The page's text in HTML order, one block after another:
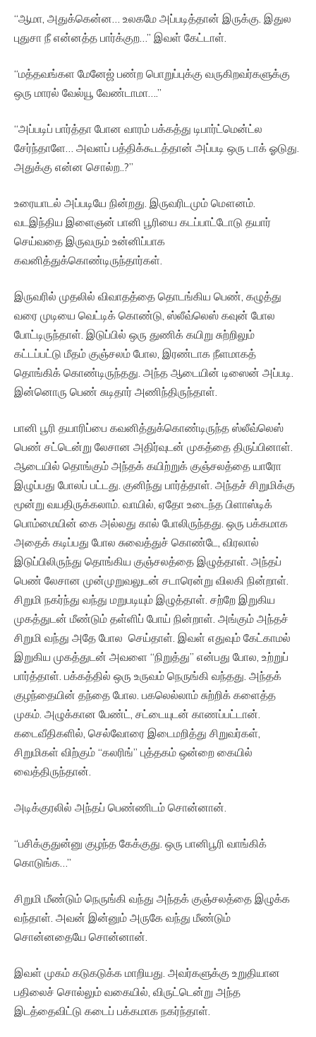
“ஆமா, அதுக்கென்ன… உலகமே அப்படித்தான் இருக்கு. இதுல
புதுசா நீ என்னத்த பார்க்குற…” இவள் கேட்டாள்.
“மத்தவங்கள மேனேஜ் பண்ற பொறுப்புக்கு வருகிறவர்களுக்கு
ஒரு மாரல் வேல்யூ வேண்டாமா….”
“அப்படிப் பார்த்தா போன வாரம் பக்கத்து டிபார்ட்மென்ட்ல
சேர்ந்தாளே… அவளப் பத்திக்கூடத்தான் அப்படி ஒரு டாக் ஓடுது.
அதுக்கு என்ன சொல்ற..?”
உரையாடல் அப்படியே நின்றது. இருவரிடமும் மௌனம்.
வடஇந்திய இளைஞன் பானி பூரியை கடப்பாட்டோடு தயார்
செய்வதை இருவரும் உன்னிப்பாக
கவனித்துக்கொண்டிருந்தார்கள்.
இருவரில் முதலில் விவாதத்தை தொடங்கிய பெண், கழுத்து
வரை முடியை வெட்டிக் கொண்டு, ஸ்லீவ்லெஸ் கவுன் போல
போட்டிருந்தாள். இடுப்பில் ஒரு துணிக் கயிறு சுற்றிலும்
கட்டப்பட்டு மீதம் குஞ்சலம் போல, இரண்டாக நீளமாகத்
தொங்கிக் கொண்டிருந்தது. அந்த ஆடையின் டிஸைன் அப்படி.
இன்னொரு பெண் சுடிதார் அணிந்திருந்தாள்.
பானி பூரி தயாரிப்பை கவனித்துக்கொண்டிருந்த ஸ்லீவ்லெஸ்
பெண் சட்டென்று லேசான அதிர்வுடன் முகத்தை திருப்பினாள்.
ஆடையில் தொங்கும் அந்தக் கயிற்றுக் குஞ்சலத்தை யாரோ
இழுப்பது போலப் பட்டது. குனிந்து பார்த்தாள். அந்தச் சிறுமிக்கு
மூன்று வயதிருக்கலாம். வாயில், ஏதோ உடைந்த பிளாஸ்டிக்
பொம்மையின் கை அல்லது கால் போலிருந்தது. ஒரு பக்கமாக
அதைக் கடிப்பது போல சுவைத்துச் கொண்டே, விரலால்
இடுப்பிலிருந்து தொங்கிய குஞ்சலத்தை இழுத்தாள். அந்தப்
பெண் லேசான முன்முறுவலுடன் சடாரென்று விலகி நின்றாள்.
சிறுமி நகர்ந்து வந்து மறுபடியும் இழுத்தாள். சற்றே இறுகிய
முகத்துடன் மீண்டும் தள்ளிப் போய் நின்றாள். அங்கும் அந்தச்
சிறுமி வந்து அதே போல செய்தாள். இவள் எதுவும் கேட்காமல்
இறுகிய முகத்துடன் அவளை “நிறுத்து” என்பது போல, உற்றுப்
பார்த்தாள். பக்கத்தில் ஒரு உருவம் நெருங்கி வந்தது. அந்தக்
குழந்தையின் தந்தை போல. பகலெல்லாம் சுற்றிக் களைத்த
முகம். அழுக்கான பேண்ட், சட்டையுடன் காணப்பட்டான்.
கடைவீதிகளில், செல்வோரை இடைமறித்து சிறுவர்கள்,
சிறுமிகள் விற்கும் “கலரிங்” புத்தகம் ஒன்றை கையில்
வைத்திருந்தான்.
அடிக்குரலில் அந்தப் பெண்ணிடம் சொன்னான்.
“பசிக்குதுன்னு குழந்த கேக்குது. ஒரு பானிபூரி வாங்கிக்
கொடுங்க…”
சிறுமி மீண்டும் நெருங்கி வந்து அந்தக் குஞ்சலத்தை இழுக்க
வந்தாள். அவன் இன்னும் அருகே வந்து மீண்டும்
சொன்னதையே சொன்னான்.
இவள் முகம் கடுகடுக்க மாறியது. அவர்களுக்கு உறுதியான
பதிலைச் சொல்லும் வகையில், விருட்டென்று அந்த
இடத்தைவிட்டு கடைப் பக்கமாக நகர்ந்தாள்.